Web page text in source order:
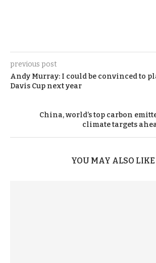
previous post
Andy Murray: I could be convinced to
Davis Cup next year
China, world’s top carbon
climate targets
YOU MAY ALSO LIKE